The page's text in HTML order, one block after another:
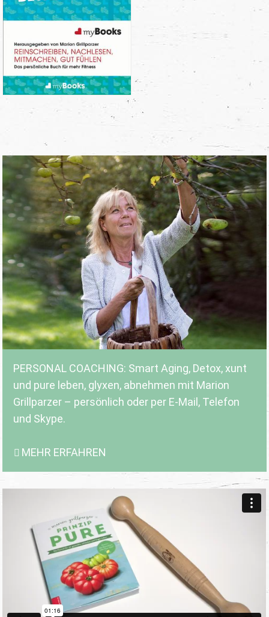
PERSONAL COACHING: Smart Aging, Detox, xunt
und pure leben, glyxen, abnehmen mit Marion
Grillparzer – persönlich oder per E-Mail, Telefon
und Skype.
MEHR ERFAHREN